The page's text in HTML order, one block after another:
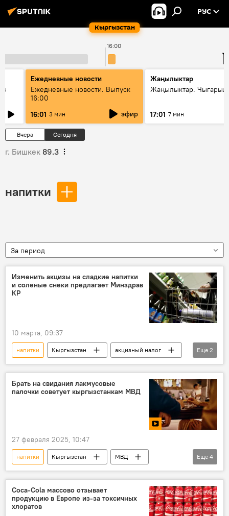
Кыргызстан
РУС
16:00
Ежедневные новости
Ежедневные новости. Выпуск
16:00
16:01 3 мин эфир
Жаңылыктар
Жаңылыктар.
17:01 7 мин
Вчера Сегодня
г. Бишкек 89.3
напитки
За период
Изменить акцизы на сладкие напитки
и соленые снеки предлагает Минздрав
КР
10 марта, 09:37
напитки Кыргызстан
акцизный налог
снеки
Министерство здравоохранения КР
Еще 2
Брать на свидания лакмусовые
палочки советует кыргызстанкам МВД
27 февраля 2025, 10:47
напитки Кыргызстан
МВД
девушки
парни
свидание
видео
Еще 4
Сoca-Cola массово отзывает
продукцию в Европе из-за токсичных
хлоратов